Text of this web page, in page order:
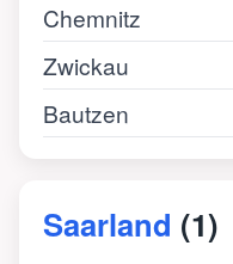
Chemnitz
Zwickau
Bautzen
Saarland (1)